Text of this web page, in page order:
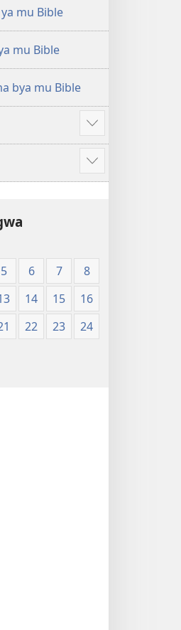
Ntanda
Mipya
(Mulupulwe
mu Bible
mu Bible
bya mu Bible
Show
more
Show
more
5 6 7
8
14 15
16
22 23
24